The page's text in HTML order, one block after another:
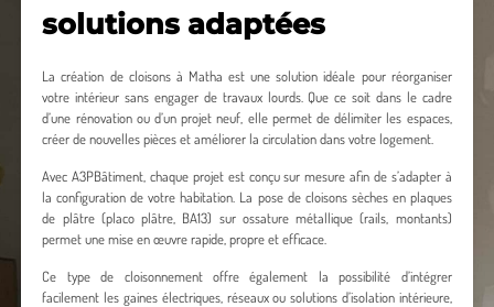
solutions adaptées
La création de cloisons à Matha est une solution idéale pour réorganiser
votre intérieur sans engager de travaux lourds. Que ce soit dans le cadre
d’une rénovation ou d’un projet neuf, elle permet de délimiter les espaces,
créer de nouvelles pièces et améliorer la circulation dans votre logement.
Avec A3PBâtiment, chaque projet est conçu sur mesure afin de s’adapter à
la configuration de votre habitation. La pose de cloisons sèches en plaques
de plâtre (placo plâtre, BA13) sur ossature métallique (rails, montants)
permet une mise en œuvre rapide, propre et efficace.
Ce type de cloisonnement offre également la possibilité d’intégrer
facilement les gaines électriques, réseaux ou solutions d’isolation intérieure,